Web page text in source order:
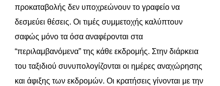
προκαταβολής δεν υποχρεώνουν το γραφείο να
δεσμεύει θέσεις. Οι τιμές συμμετοχής καλύπτουν
σαφώς μόνο τα όσα αναφέρονται στα
“περιλαμβανόμενα” της κάθε εκδρομής. Στην διάρκεια
του ταξιδιού συνυπολογίζονται οι ημέρες αναχώρησης
και άφιξης των εκδρομών. Οι κρατήσεις γίνονται με την